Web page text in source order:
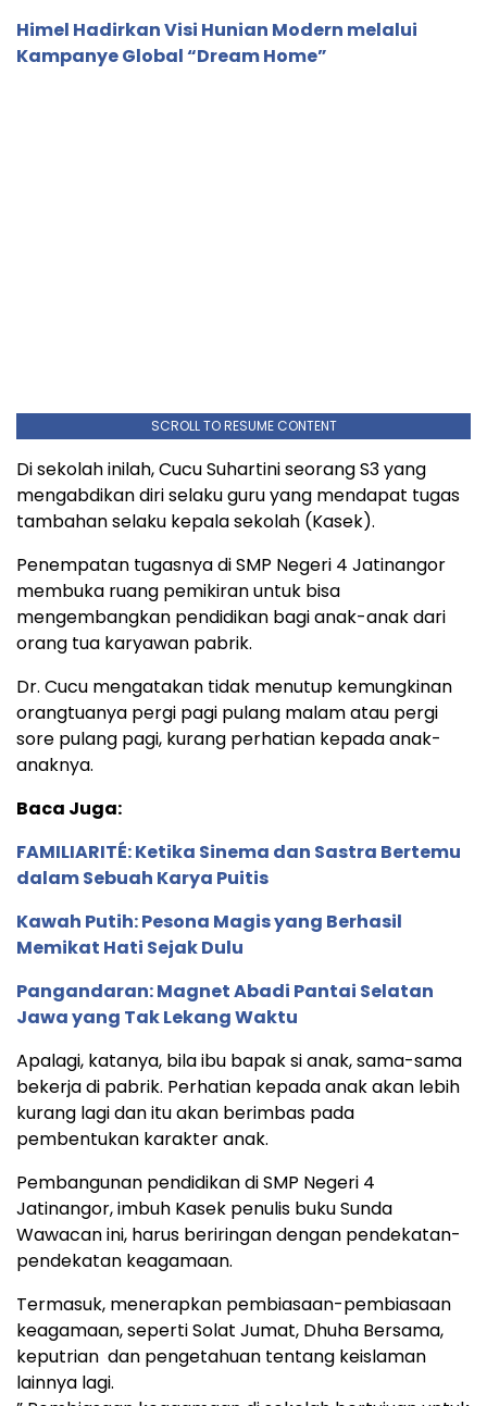
Himel Hadirkan Visi Hunian Modern melalui
Kampanye Global “Dream Home”
SCROLL TO RESUME CONTENT
Di sekolah inilah, Cucu Suhartini seorang S3 yang
mengabdikan diri selaku guru yang mendapat tugas
tambahan selaku kepala sekolah (Kasek).
Penempatan tugasnya di SMP Negeri 4 Jatinangor
membuka ruang pemikiran untuk bisa
mengembangkan pendidikan bagi anak-anak dari
orang tua karyawan pabrik.
Dr. Cucu mengatakan tidak menutup kemungkinan
orangtuanya pergi pagi pulang malam atau pergi
sore pulang pagi, kurang perhatian kepada anak-
anaknya.
Baca Juga:
FAMILIARITÉ: Ketika Sinema dan Sastra Bertemu
dalam Sebuah Karya Puitis
Kawah Putih: Pesona Magis yang Berhasil
Memikat Hati Sejak Dulu
Pangandaran: Magnet Abadi Pantai Selatan
Jawa yang Tak Lekang Waktu
Apalagi, katanya, bila ibu bapak si anak, sama-sama
bekerja di pabrik. Perhatian kepada anak akan lebih
kurang lagi dan itu akan berimbas pada
pembentukan karakter anak.
Pembangunan pendidikan di SMP Negeri 4
Jatinangor, imbuh Kasek penulis buku Sunda
Wawacan ini, harus beriringan dengan pendekatan-
pendekatan keagamaan.
Termasuk, menerapkan pembiasaan-pembiasaan
keagamaan, seperti Solat Jumat, Dhuha Bersama,
keputrian dan pengetahuan tentang keislaman
lainnya lagi.